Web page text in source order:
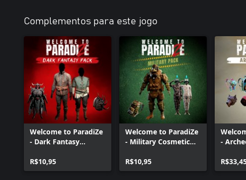
Complementos para este jogo
Welcome to ParadiZe
- Dark Fantasy
R$10,95
Welcome to ParadiZe
- Military Cosmetic
R$10,95
-